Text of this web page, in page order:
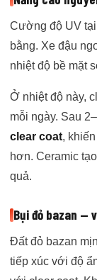
Cường độ UV
bằng. Xe đậu
nhiệt độ bề mặt
Ở nhiệt độ này,
mỗi ngày. Sau
clear coat,
hơn. Ceramic
quả.
Bụi đỏ bazan —
Đất đỏ bazan
tiếp xúc với độ